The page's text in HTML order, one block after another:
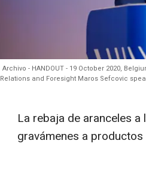
Archivo - HANDOUT - 19 October 2020,
Relations and Foresight Maros Sefcovic
La rebaja de aranceles
gravámenes a